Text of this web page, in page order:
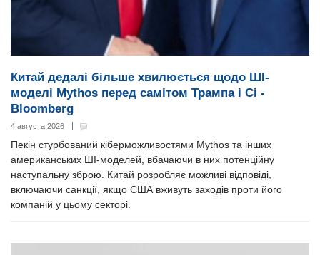
Китай дедалі більше хвилюється щодо ШІ-
моделі Mythos перед самітом Трампа і Сі -
Bloomberg
4 августа 2026
Пекін стурбований кіберможливостями Mythos та інших
американських ШІ-моделей, вбачаючи в них потенційну
наступальну зброю. Китай розробляє можливі відповіді,
включаючи санкції, якщо США вживуть заходів проти його
компаній у цьому секторі.